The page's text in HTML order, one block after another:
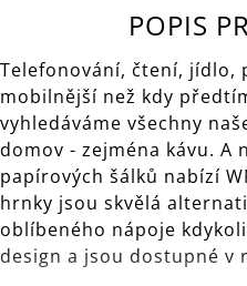
POPIS
Telefonování, čtení, jídlo,
mobilnější než kdy
vyhledáváme všechny
domov - zejména kávu. A
papírových šálků nabízí
hrnky jsou skvělá
oblíbeného nápoje
design a jsou dostupné v